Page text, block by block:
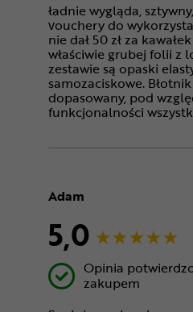
ładnie wygląda,
vouchery do
nie dał 50 zł za
właściwie grubej folii z
zestawie są opaski
samozaciskowe.
dopasowany, pod
funkcjonalności
Adam
5,0
Opinia
zakupem